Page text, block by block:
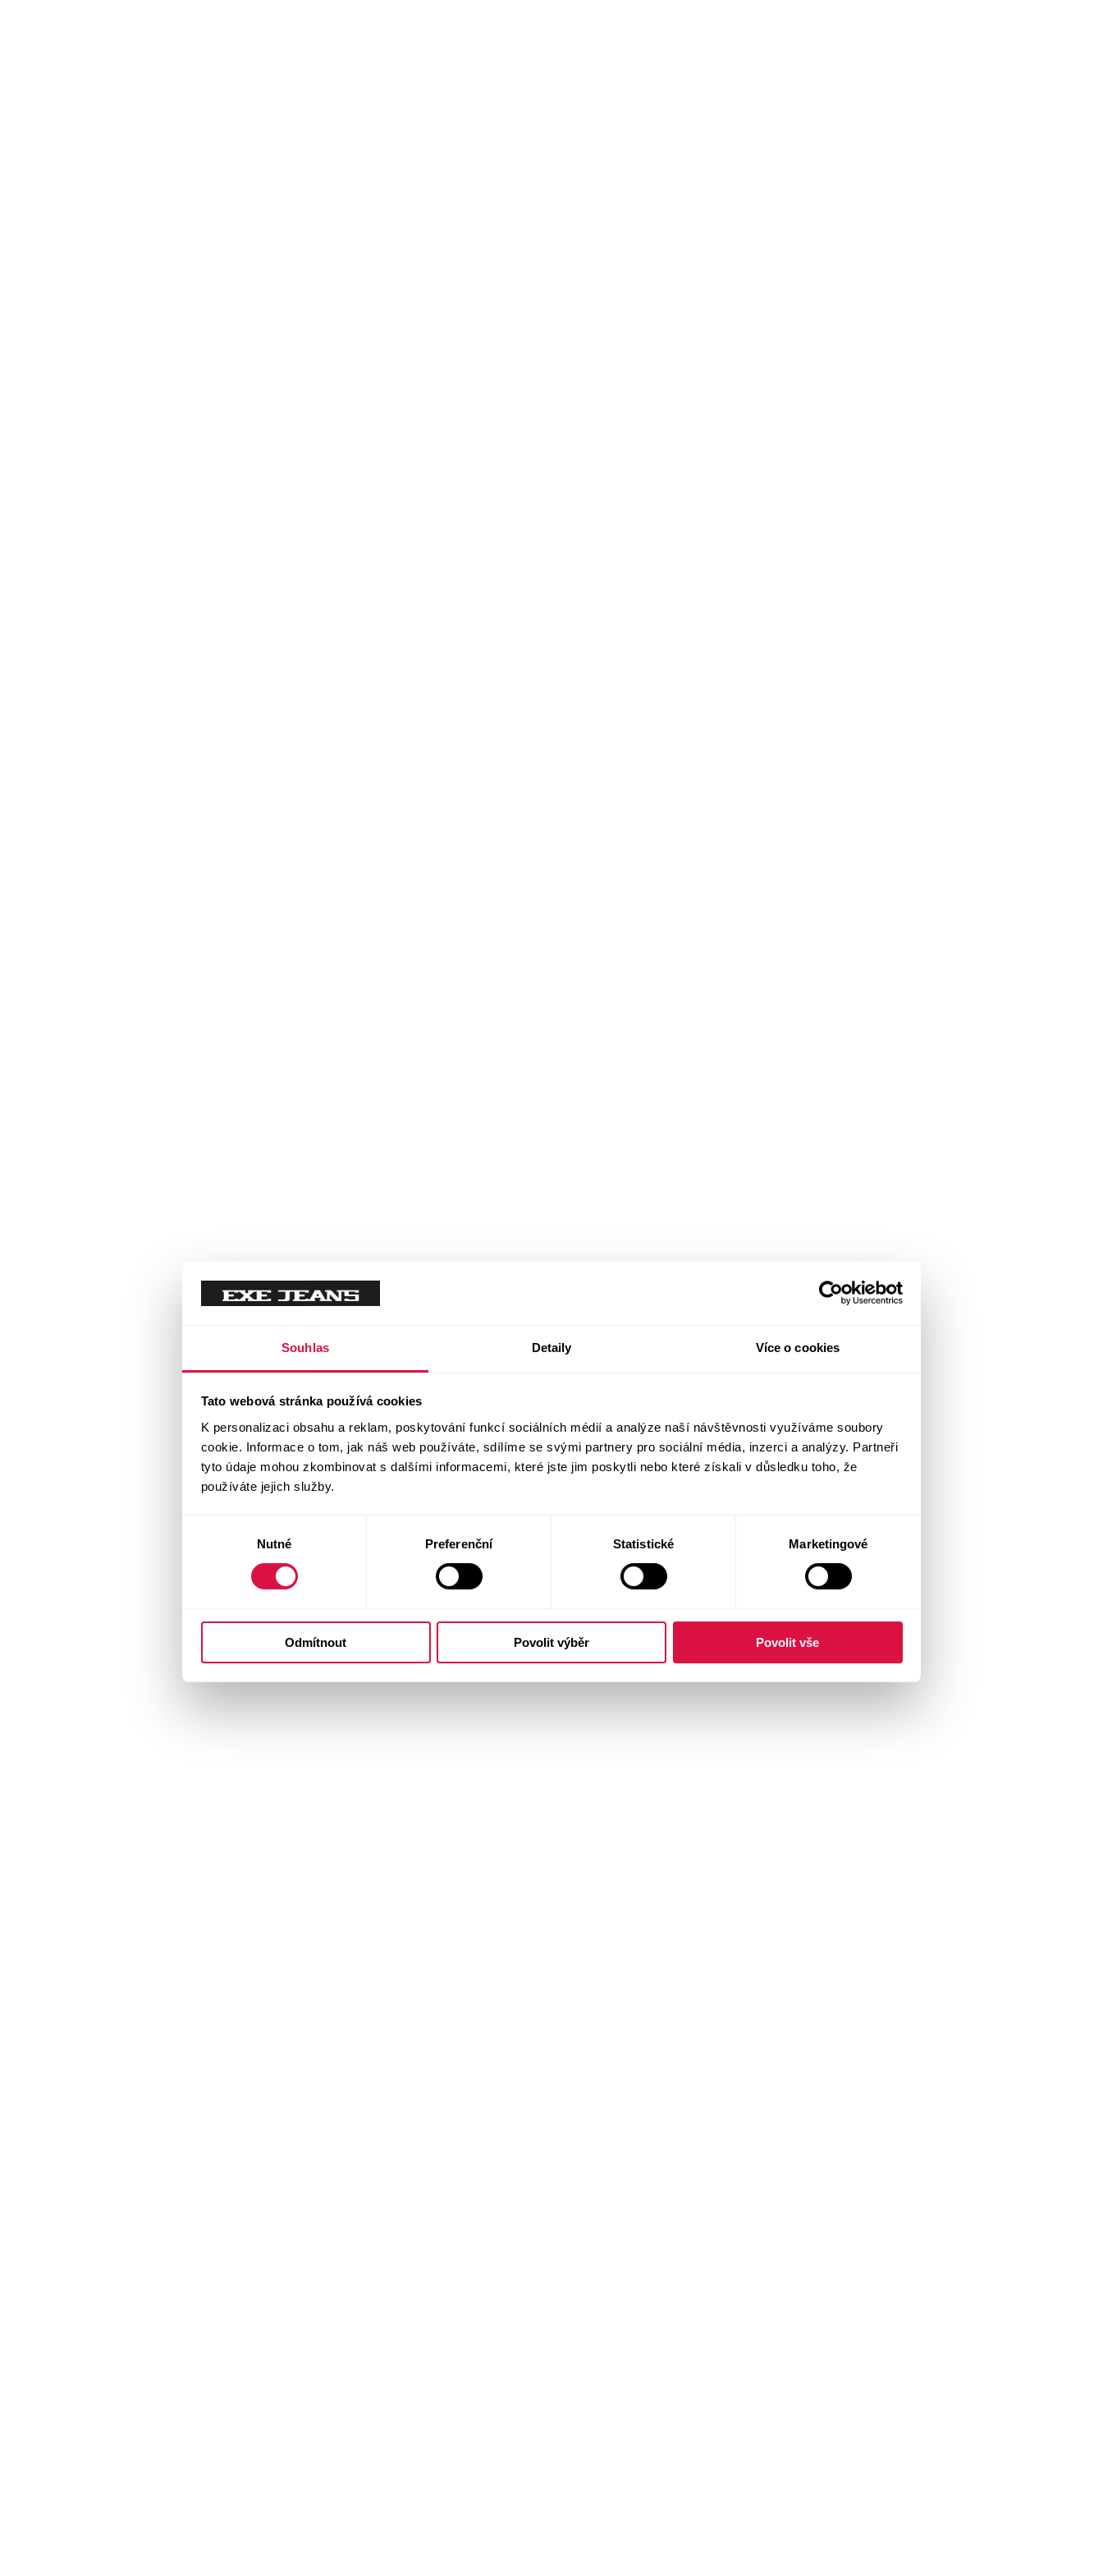
Souhlas Detaily Více o cookies
Tato webová stránka používá cookies
K personalizaci obsahu a reklam, poskytování funkcí sociálních médií a analýze naší návštěvnosti využíváme soubory
cookie. Informace o tom, jak náš web používáte, sdílíme se svými partnery pro sociální média, inzerci a analýzy. Partneři
tyto údaje mohou zkombinovat s dalšími informacemi, které jste jim poskytli nebo které získali v důsledku toho, že
používáte jejich služby.
Nutné Preferenční Statistické Marketingové
Odmítnout Povolit výběr Povolit vše